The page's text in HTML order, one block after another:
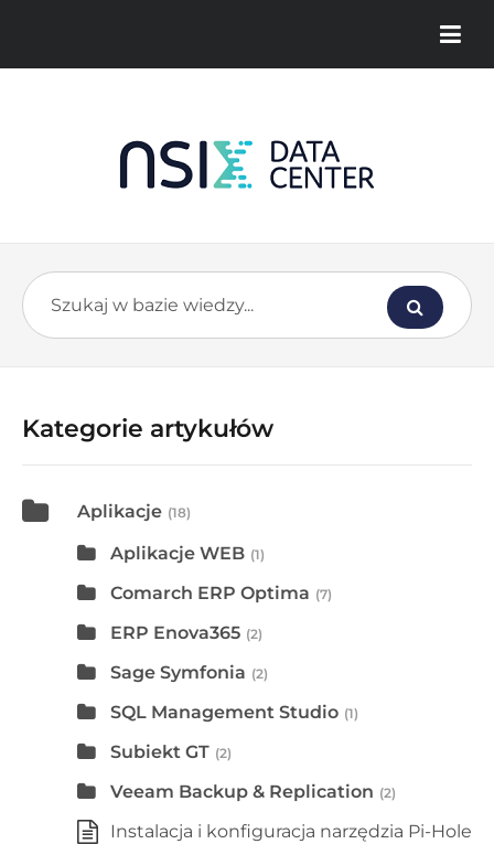
Kategorie artykułów
Aplikacje (18)
Aplikacje WEB (1)
Comarch ERP Optima (7)
ERP Enova365 (2)
Sage Symfonia (2)
SQL Management Studio (1)
Subiekt GT (2)
Veeam Backup & Replication (2)
Instalacja i konfiguracja narzędzia Pi-Hole